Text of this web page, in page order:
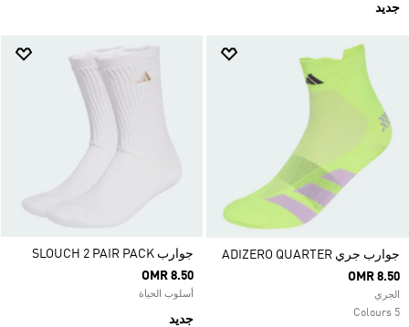
جديد
جوارب جري ADIZERO QUARTER
OMR 8.50
الجري
5 Colours
جوارب SLOUCH 2 PAIR PACK
OMR 8.50
أسلوب الحياة
جديد